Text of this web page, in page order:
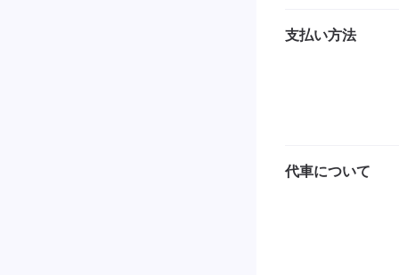
支払い方法
代車について